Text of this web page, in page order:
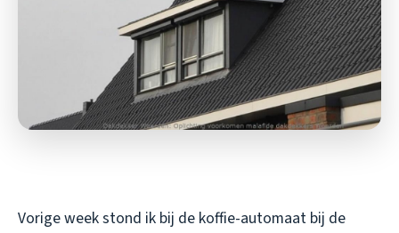
Vorige week stond ik bij de koffie-automaat bij de